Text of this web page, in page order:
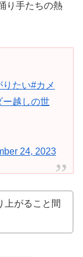
り手たちの熱
りたい#カメ
ー越しの世
24, 2023
上がること間